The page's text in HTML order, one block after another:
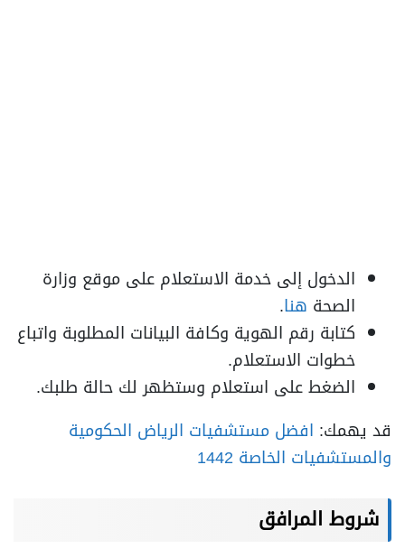
الدخول إلى خدمة الاستعلام على موقع وزارة
الصحة هنا.
كتابة رقم الهوية وكافة البيانات المطلوبة واتباع
خطوات الاستعلام.
الضغط على استعلام وستظهر لك حالة طلبك.
قد يهمك: افضل مستشفيات الرياض الحكومية
والمستشفيات الخاصة 1442
شروط المرافق